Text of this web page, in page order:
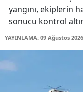
yangını, ekiplerin
sonucu kontrol
YAYINLAMA: 09 Ağustos